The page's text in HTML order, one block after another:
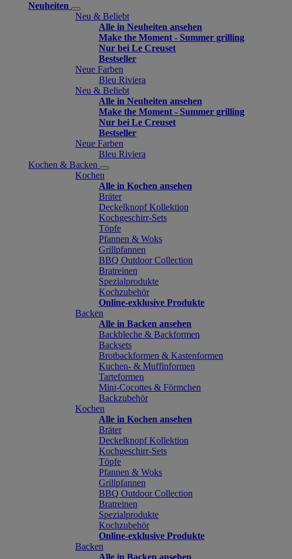
Neuheiten
Neu & Beliebt
Alle in Neuheiten ansehen
Make the Moment - Summer grilling
Nur bei Le Creuset
Bestseller
Neue Farben
Bleu Riviera
Neu & Beliebt
Alle in Neuheiten ansehen
Make the Moment - Summer grilling
Nur bei Le Creuset
Bestseller
Neue Farben
Bleu Riviera
Kochen & Backen
Kochen
Alle in Kochen ansehen
Bräter
Deckelknopf Kollektion
Kochgeschirr-Sets
Töpfe
Pfannen & Woks
Grillpfannen
BBQ Outdoor Collection
Bratreinen
Spezialprodukte
Kochzubehör
Online-exklusive Produkte
Backen
Alle in Backen ansehen
Backbleche & Backformen
Backsets
Brotbackformen & Kastenformen
Kuchen- & Muffinformen
Tarteformen
Mini-Cocottes & Förmchen
Backzubehör
Kochen
Alle in Kochen ansehen
Bräter
Deckelknopf Kollektion
Kochgeschirr-Sets
Töpfe
Pfannen & Woks
Grillpfannen
BBQ Outdoor Collection
Bratreinen
Spezialprodukte
Kochzubehör
Online-exklusive Produkte
Backen
Alle in Backen ansehen